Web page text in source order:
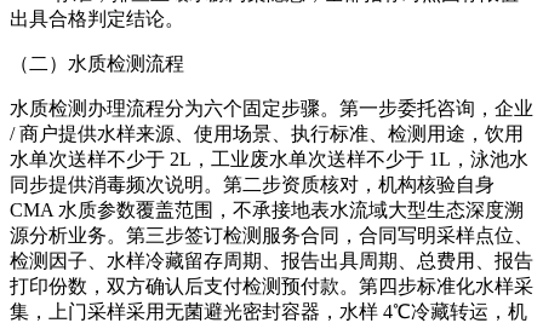
出具合格判定结论。
（二）水质检测流程
水质检测办理流程分为六个固定步骤。第一步委托咨询，企业
/ 商户提供水样来源、使用场景、执行标准、检测用途，饮用
水单次送样不少于 2L，工业废水单次送样不少于 1L，泳池水
同步提供消毒频次说明。第二步资质核对，机构核验自身
CMA 水质参数覆盖范围，不承接地表水流域大型生态深度溯
源分析业务。第三步签订检测服务合同，合同写明采样点位、
检测因子、水样冷藏留存周期、报告出具周期、总费用、报告
打印份数，双方确认后支付检测预付款。第四步标准化水样采
集，上门采样采用无菌避光密封容器，水样 4℃冷藏转运，机